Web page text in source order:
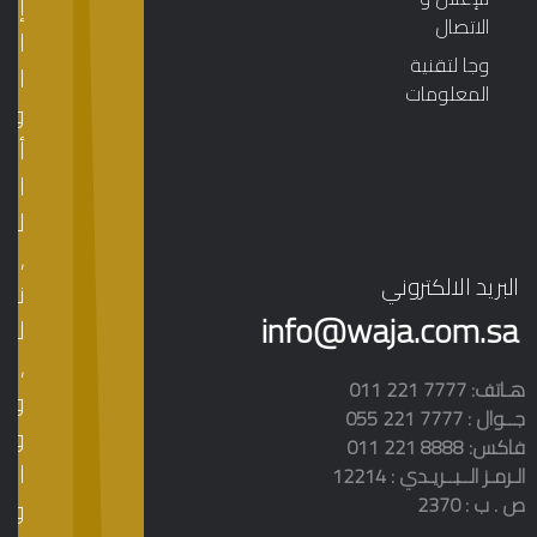
,
,
الاتصال
وجا لتقنية
المعلومات
البريد الالكتروني
info@waja.com.sa
011 221 7777 :هـاتف
055 221 7777 : جــوال
011 فاكس: 8888 221
الـرمـز الــبــريـدي : 12214
ص . ب : 2370